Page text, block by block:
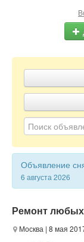
Объявление
6 августа 2026
Ремонт
Москва | 8 мая